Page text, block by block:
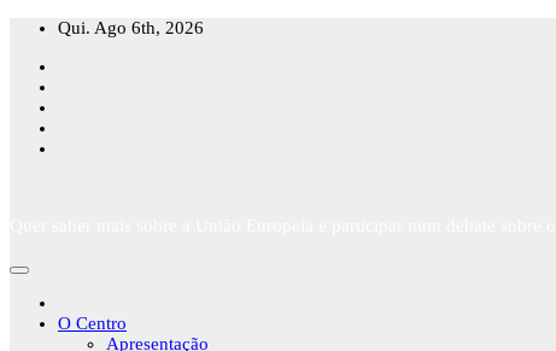
Skip
content
Qui. Ago 6th, 2026
O Centro
Apresentação